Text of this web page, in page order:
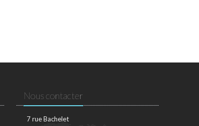
Nous contacter
7 rue Bachelet